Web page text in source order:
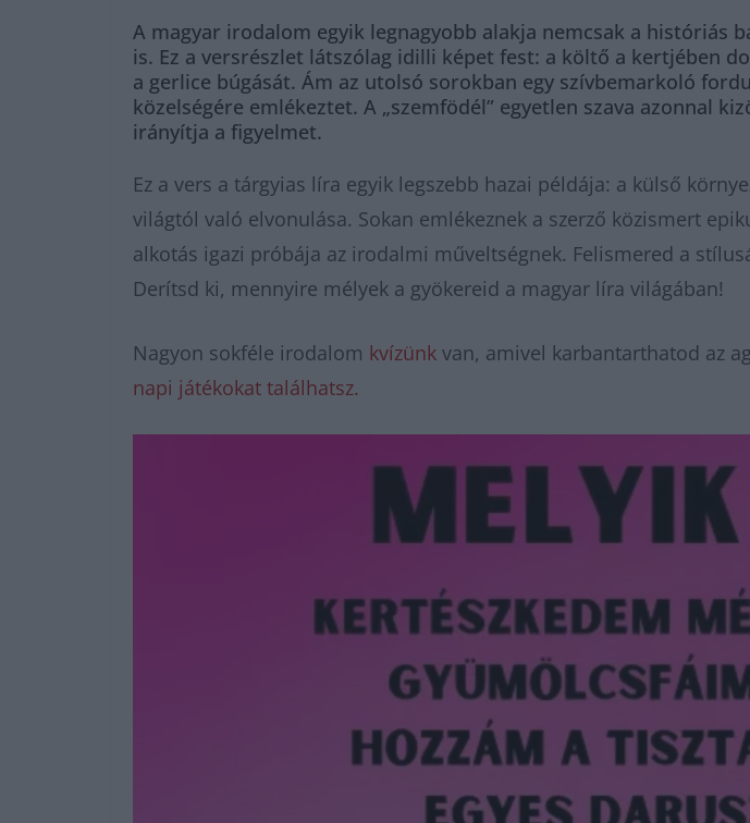
A magyar irodalom egyik legnagyobb alakja nemcsak a
is. Ez a versrészlet látszólag idilli képet fest: a költő a kertjében
a gerlice búgását. Ám az utolsó sorokban egy szívbemarkoló
közelségére emlékeztet. A „szemfödél” egyetlen szava azonnal
irányítja a figyelmet.
Ez a vers a tárgyias líra egyik legszebb hazai példája: a külső
világtól való elvonulása. Sokan emlékeznek a szerző közismert
alkotás igazi próbája az irodalmi műveltségnek. Felismered a
Derítsd ki, mennyire mélyek a gyökereid a magyar líra világában!
Nagyon sokféle irodalom kvízünk van, amivel karbantarthatod az
napi játékokat találhatsz.